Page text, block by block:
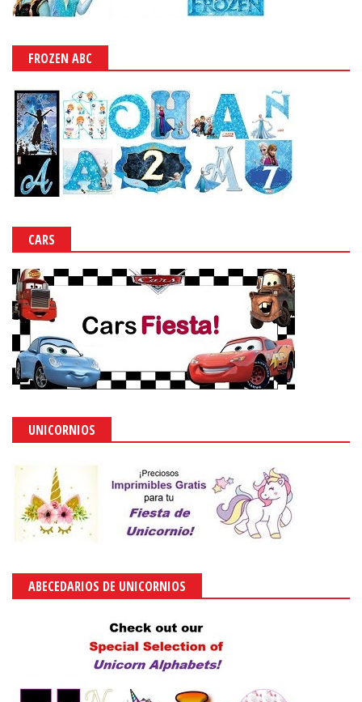
FROZEN ABC
CARS
UNICORNIOS
ABECEDARIOS DE UNICORNIOS